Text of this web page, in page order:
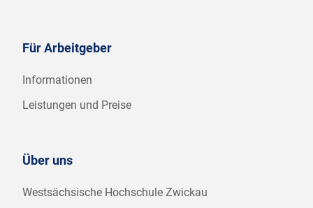
Für Arbeitgeber
Informationen
Leistungen und Preise
Über uns
Westsächsische Hochschule Zwickau